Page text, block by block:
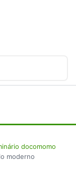
docomomo
moderno